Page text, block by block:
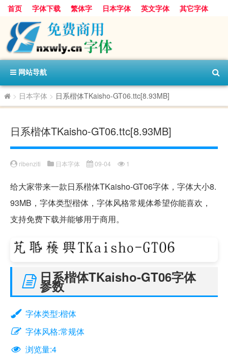
首页 字体下载 繁体字 日本字体 英文字体
其它字体
阿里巴巴字体
字体分类
网站导航
> 日本字体 > 日系楷体TKaisho-GT06.ttc[8.93MB]
日系楷体TKaisho-GT06.ttc[8.93MB]
ribenziti 日本字体 09-04 1
给大家带来一款日系楷体TKaisho-GT06字体，字体大小8.
93MB，字体类型楷体，字体风格常规体希望你能喜欢，
支持免费下载并能够用于商用。
日系楷体TKaisho-GT06字体
参数
字体类型:楷体
字体风格:常规体
浏览量:4